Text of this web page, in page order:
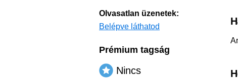
Olvasatlan üzenetek:
Belépve láthatod
Prémium tagság
Nincs